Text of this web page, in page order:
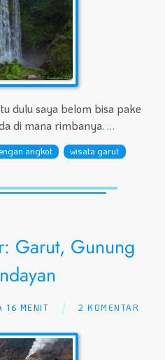
dulu saya belom bisa pake
di mana rimbanya. …
angkot wisata garut
Garut, Gunung
16 MENIT 2 KOMENTAR